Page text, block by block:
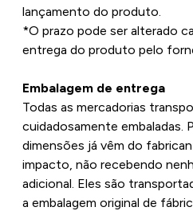
lançamento do produto.
*O prazo pode ser alterado
entrega do produto pelo
Embalagem de entrega
Todas as mercadorias
cuidadosamente embaladas.
dimensões já vêm do
impacto, não recebendo
adicional. Eles são
a embalagem original de